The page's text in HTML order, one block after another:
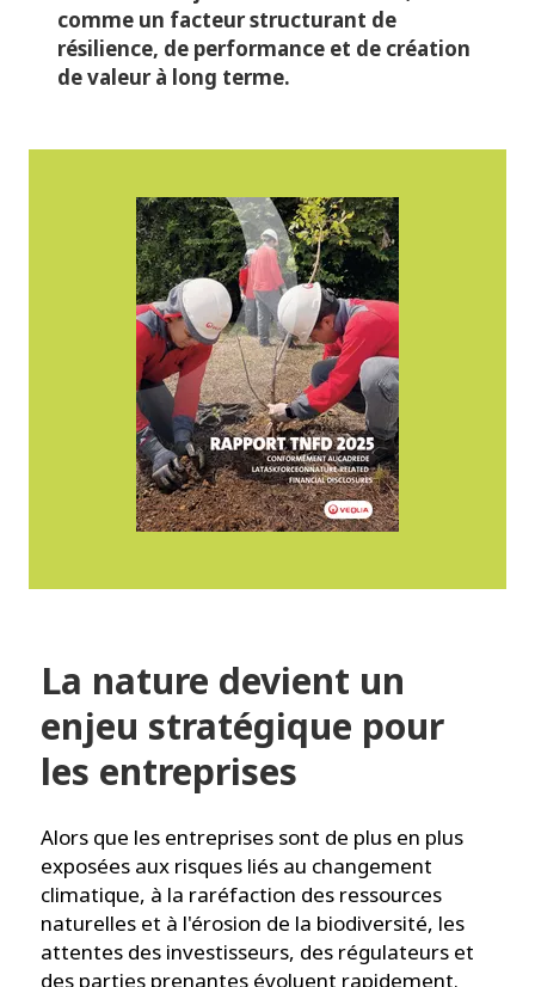
comme un facteur structurant de
résilience, de performance et de création
de valeur à long terme.
La nature devient un
enjeu stratégique pour
les entreprises
Alors que les entreprises sont de plus en plus
exposées aux risques liés au changement
climatique, à la raréfaction des ressources
naturelles et à l'érosion de la biodiversité, les
attentes des investisseurs, des régulateurs et
des parties prenantes évoluent rapidement.